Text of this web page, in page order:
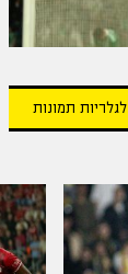
לגלריות תמונות